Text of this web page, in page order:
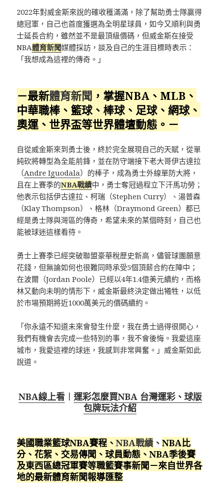
2022年對威金斯來說的確收穫滿滿，除了幫助勇士隊贏得
總冠軍，自己也首度獲選為全明星球員，如今又順利與勇
士延長合約，雖然並不是最頂級價碼，但威金斯在接受
NBA體育新聞媒體採訪，談及自己的生涯目標時表示：
「我想成為這裡的傳奇。」
－最新體育新聞 ，掌握NBA、MLB、
中華職棒、籃球、棒球、足球、網球、
奧運、世界盃等世界體壇動態。－
自從威金斯來到勇士後，終於完全展現自己的天賦，從單
純砍將轉型為全能前鋒，並在防守端接下老大哥伊古達拉
（Andre Iguodala）的棒子，成為勇士外線單防大將，
且在上賽季的NBA戰績中，勇士奪冠過程立下汗馬功勞；
他表示包括伊古達拉、柯瑞（Stephen Curry）、湯普森
（Klay Thompson）、格林（Draymond Green）都已
經是勇士隊與灣區的傳奇，希望未來的某個時刻，自己也
能被球迷這樣看待。
勇士上賽季已經突破聯盟豪華稅歷史新高，儘管球團願意
花錢，但無論如何也很難同時承受5個頂薪合約在陣中；
在波爾（Jordan Poole）已經以4年1.4億美元續約，而格
林又動向未明的情形下，威金斯最終決定做出犧牲，以低
於市場預期將近1000萬美元的價碼續約。
「你永遠不知道未來會發生什麼，我在勇士過得很開心，
我們有機會去完成一些特別的事，我不會後悔。我愛這座
城市，我愛這裡的球迷，我感到非常興奮。」威金斯如此
說道。
NBA線上看︱ 運彩怎麼買NBA 台灣運彩、球版
包牌玩法介紹
美國職業籃球NBA賽程 、NBA戰績 、NBA比
分、花絮、交易傳聞、球員動態、NBA季後賽
及東西區總冠軍賽等職籃賽事新聞－來自世界各
地的最新體育新聞報導匯整